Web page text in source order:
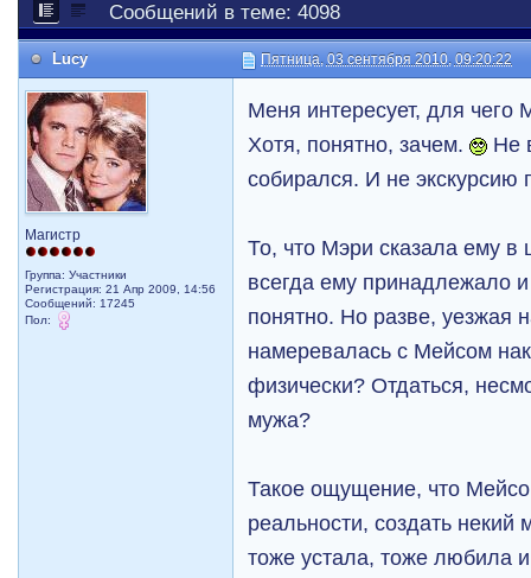
Сообщений в теме: 4098
Lucy Пятница, 03 сентября 2010, 09:20:22
Магистр
Группа: Участники
Регистрация: 21 Апр 2009, 14:56
Сообщений: 17245
Пол:
Меня интересует, для
Хотя, понятно, зачем.
Не
собирался. И не экскурсию
То, что Мэри сказала ему в
всегда ему принадлежало
понятно. Но разве, уезжая
намеревалась с Мейсом
физически? Отдаться,
мужа?
Такое ощущение, что
реальности, создать
тоже устала, тоже любила